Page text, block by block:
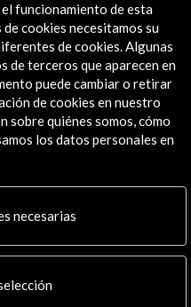
funcionamiento de esta
cookies necesitamos su
de cookies. Algunas
de terceros que aparecen en
puede cambiar o retirar
de cookies en nuestro
sobre quiénes somos, cómo
los datos personales en
necesarias